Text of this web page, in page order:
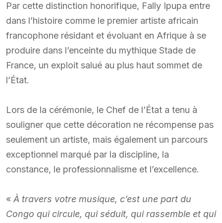
Par cette distinction honorifique, Fally Ipupa entre
dans l’histoire comme le premier artiste africain
francophone résidant et évoluant en Afrique à se
produire dans l’enceinte du mythique Stade de
France, un exploit salué au plus haut sommet de
l’État.
Lors de la cérémonie, le Chef de l’État a tenu à
souligner que cette décoration ne récompense pas
seulement un artiste, mais également un parcours
exceptionnel marqué par la discipline, la
constance, le professionnalisme et l’excellence.
« À travers votre musique, c’est une part du
Congo qui circule, qui séduit, qui rassemble et qui